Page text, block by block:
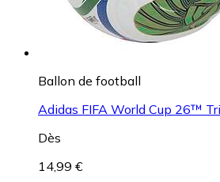
Ballon de football
Adidas FIFA World Cup 26™
Dès
14,99 €